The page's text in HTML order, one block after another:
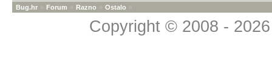
Bug.hr » Forum » Razno » Ostalo »
Copyright © 2008 -